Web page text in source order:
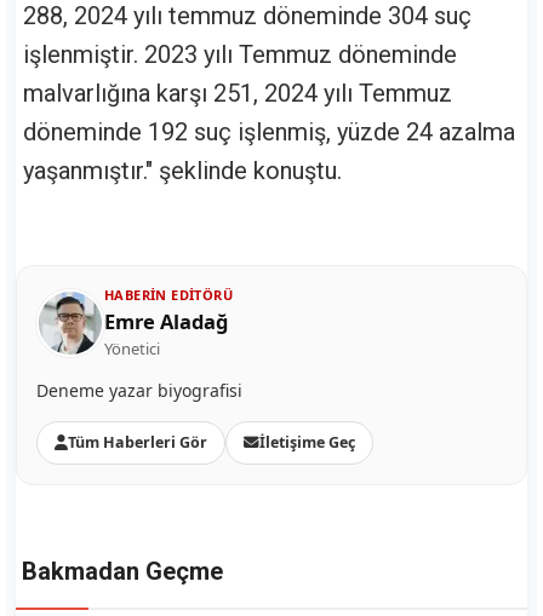
288, 2024 yılı temmuz döneminde 304 suç
işlenmiştir. 2023 yılı Temmuz döneminde
malvarlığına karşı 251, 2024 yılı Temmuz
döneminde 192 suç işlenmiş, yüzde 24 azalma
yaşanmıştır." şeklinde konuştu.
HABERIN EDITÖRÜ
Emre Aladağ
Yönetici
Deneme yazar biyografisi
Tüm Haberleri Gör İletişime Geç
Bakmadan Geçme